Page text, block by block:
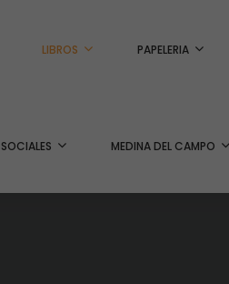
LIBROS PAPELERIA
MEDINA DEL CAMPO